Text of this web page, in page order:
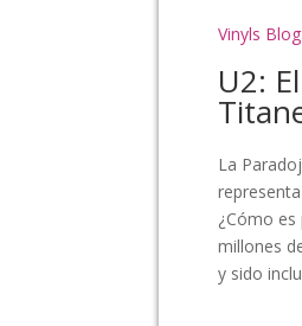
Vinyls Blog
U2:
La
¿Cómo
millones
y sido